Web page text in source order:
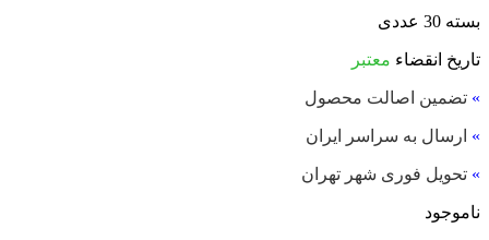
بسته 30 عددی
تاریخ انقضاء معتبر
» تضمین اصالت محصول
» ارسال به سراسر ایران
» تحویل فوری شهر تهران
ناموجود